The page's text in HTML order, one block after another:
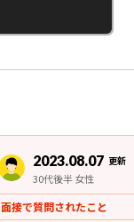
2023.08.07 更新
30代後半 女性
面接で質問されたこと